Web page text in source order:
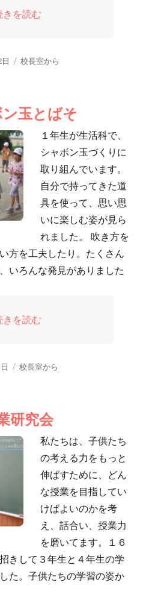
全・安心に過ごすために” の
きを読む
カ
ー
校長室から
玉とばそ
１年生が生活科で、
シャボン玉づくりに
取り組んでいます。
自分で持ってきた道
具を使って、思い思
いに楽しむ姿が見ら
れました。 吹き方を
方を工夫したり。たくさん
いろんな発見がありました
ャボン玉とばそ” の
きを読む
カ
ー
校長室から
研究会
私たちは、子供たち
の考える力をもっと
伸ばすために、どん
な授業を目指してい
けばよいのかを考
え、話合い、授業力
を磨いてます。１６
きして３年生と４年生の学
た。子供たちの学習の姿か